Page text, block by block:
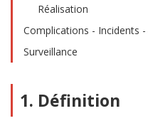
Réalisation
Complications - Incidents -
Surveillance
1. Définition